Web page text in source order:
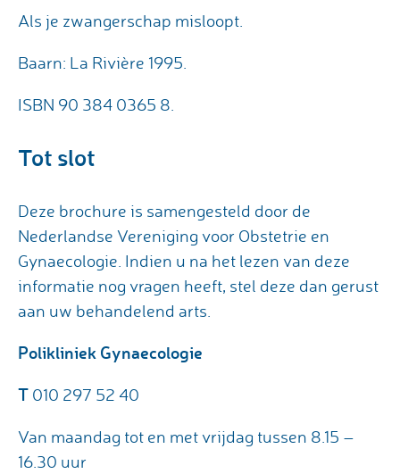
Als je zwangerschap misloopt.
Baarn: La Rivière 1995.
ISBN 90 384 0365 8.
Tot slot
Deze brochure is samengesteld door de
Nederlandse Vereniging voor Obstetrie en
Gynaecologie. Indien u na het lezen van deze
informatie nog vragen heeft, stel deze dan gerust
aan uw behandelend arts.
Polikliniek Gynaecologie
T 010 297 52 40
Van maandag tot en met vrijdag tussen 8.15 –
16.30 uur